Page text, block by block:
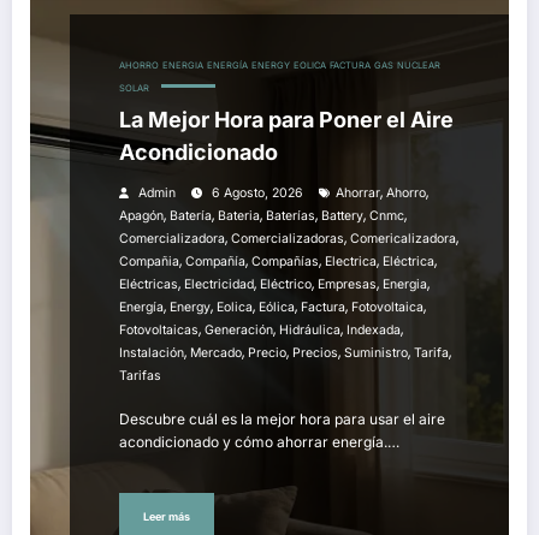
AHORRO ENERGIA ENERGÍA ENERGY EOLICA FACTURA GAS NUCLEAR
SOLAR
La Mejor Hora para Poner el Aire
Acondicionado
Admin 6 Agosto, 2026 Ahorrar, Ahorro,
Apagón, Batería, Bateria, Baterías, Battery, Cnmc,
Comercializadora, Comercializadoras, Comericalizadora,
Compañia, Compañía, Compañías, Electrica, Eléctrica,
Eléctricas, Electricidad, Eléctrico, Empresas, Energia,
Energía, Energy, Eolica, Eólica, Factura, Fotovoltaica,
Fotovoltaicas, Generación, Hidráulica, Indexada,
Instalación, Mercado, Precio, Precios, Suministro, Tarifa,
Tarifas
Descubre cuál es la mejor hora para usar el aire
acondicionado y cómo ahorrar energía.…
Leer más